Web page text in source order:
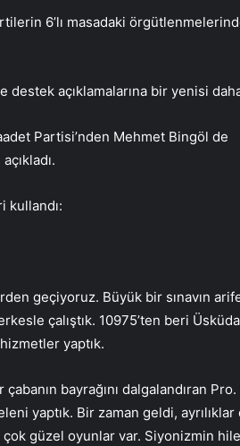
6’lı masadaki
destek açıklamalarına bir yenisi
Partisi’nden Mehmet Bingöl de
kullandı:
geçiyoruz. Büyük bir sınavın
çalıştık. 10975’ten beri
yaptık.
bayrağını dalgalandıran
yaptık. Bir zaman geldi,
çok güzel oyunlar var. Siyonizmin